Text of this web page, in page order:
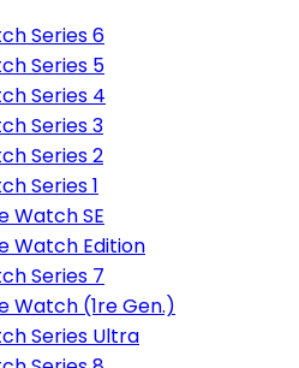
Series 6
Series 5
Series 4
Series 3
Series 2
Series 1
Watch SE
Watch Edition
Series 7
Watch (1re Gen.)
Series Ultra